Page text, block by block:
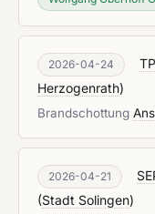
2026-04-24
Herzogenrath)
Brandschottung
2026-04-21
(Stadt Solingen)